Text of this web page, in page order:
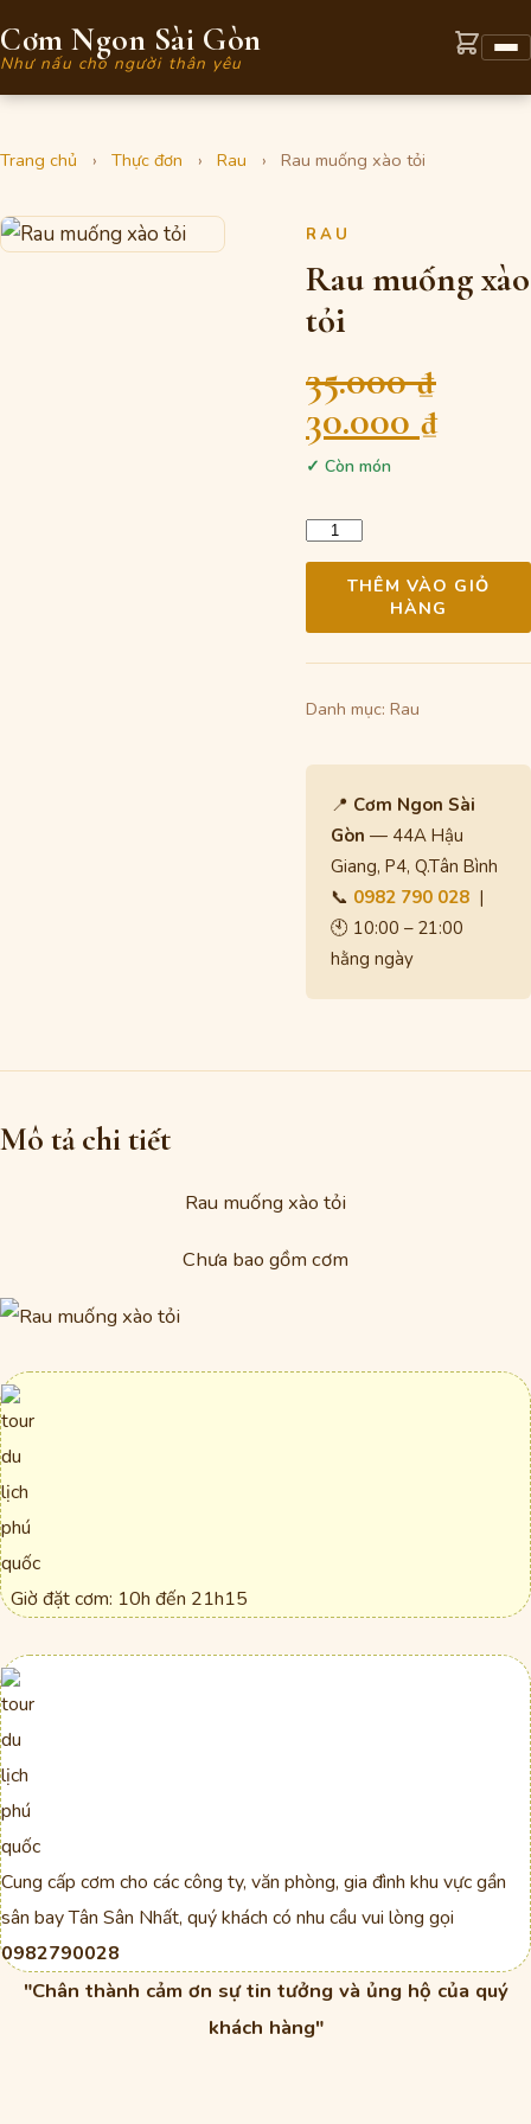
Cơm Ngon Sài Gòn
Như nấu cho người thân yêu
Trang chủ › Thực đơn › Rau › Rau muống xào tỏi
RAU
Rau muống xào
tỏi
35.000₫
Giá
gốc
35.000 ₫.
30.000 ₫
✓ Còn món
Số
lượng
THÊM VÀO GIỎ
HÀNG
Danh mục: Rau
📍 Cơm Ngon Sài
Gòn — 44A Hậu
Giang, P4, Q.Tân Bình
📞 0982 790 028 |
🕙 10:00 – 21:00
hằng ngày
Mô tả chi tiết
Rau muống xào tỏi
Chưa bao gồm cơm
Giờ đặt cơm: 10h đến 21h15
Cung cấp cơm cho các công ty, văn phòng, gia đình khu vực gần
sân bay Tân Sân Nhất, quý khách có nhu cầu vui lòng gọi
0982790028
"Chân thành cảm ơn sự tin tưởng và ủng hộ của quý
khách hàng"